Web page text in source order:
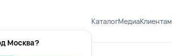
Москва?
КаталогМедиаКлиентам